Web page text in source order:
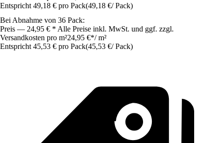
Entspricht 49,18 € pro Pack(49,18 €/ Pack)
Bei Abnahme von 36 Pack:
Preis — 24,95 € * Alle Preise inkl. MwSt. und ggf. zzgl.
Versandkosten pro m²24,95 €*/ m²
Entspricht 45,53 € pro Pack(45,53 €/ Pack)